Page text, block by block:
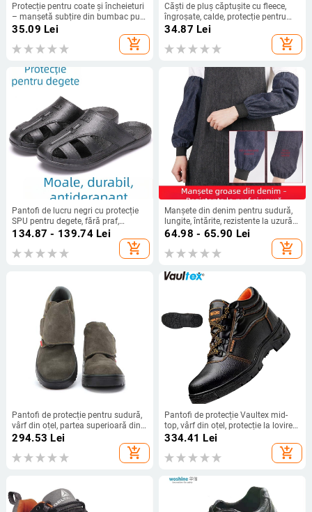
Protecție pentru coate și încheieturi
– manșetă subțire din bumbac pur
pentru adulți, Brand: Other,
35.09 Lei
add_shopping_cart
Căști de pluș căptușite cu fleece,
îngroșate, calde, protecție pentru
urechi de iarnă pentru bărbați și
femei, calde, de culoare solidă,
pentru studenți, căști de pluș,
34.87 Lei
add_shopping_cart
Pantofi de lucru negri cu protecție
SPU pentru degete, fără praf,
antistatice, talpă antiderapantă,
134.87 - 139.74Lei
add_shopping_cart
Manșete din denim pentru sudură,
lungite, întărite, rezistente la uzură
și murdărie, rezistente la ulei, pentru
64.98 - 65.90 Lei
add_shopping_cart
Pantofi de protecție pentru sudură,
vârf din oțel, partea superioară din
velur, protecție împotriva loviturilor
și perforării, încălțăminte de atelier
294.53 Lei
add_shopping_cart
Pantofi de protecție Vaultex mid-
top, vârf din oțel, protecție la lovire
și perforare, anti-static,
impermeabili, rezistenți la uzură
334.41 Lei
add_shopping_cart